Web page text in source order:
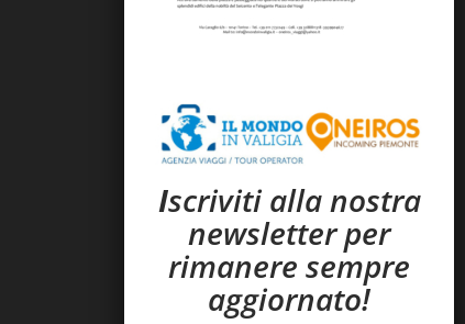
Iscriviti alla nostra
newsletter per
rimanere sempre
aggiornato!